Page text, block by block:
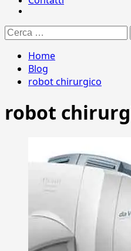
Ricerca
per:
Home
Blog
robot chirurgico
robot